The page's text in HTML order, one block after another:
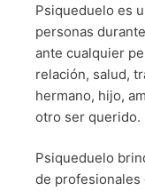
Psiqueduelo es
personas
ante cualquier
relación, salud,
hermano, hijo,
otro ser querido.
Psiqueduelo
de profesionales